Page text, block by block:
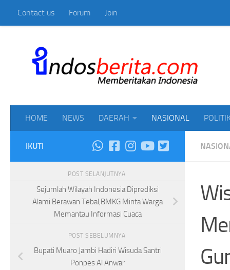
Skip to content
Contact us Forum Join
HOME NEWS DAERAH NASIONAL
IKUTI
POST SELANJUTNYA
Sejumlah Wilayah Indonesia Diprediksi
Alami Berawan Tebal,BMKG Minta Warga
Memantau Informasi Cuaca
POST SEBELUMNYA
Bupati Muaro Jambi Hadiri Wisuda Santri
Ponpes Al Anwar